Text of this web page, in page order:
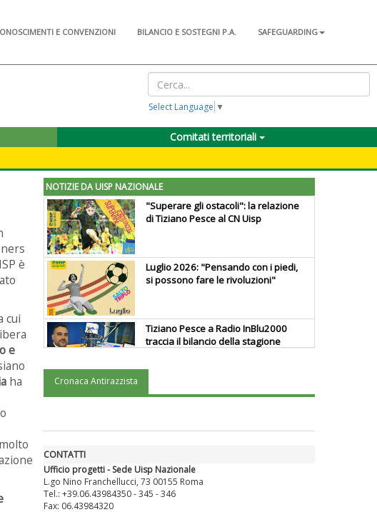
E CONVENZIONI BILANCIO E SOSTEGNI P.A.
SAFEGUARDING
Select Language ▼
Comitati territoriali
è
cui
e
ha
NOTIZIE DA UISP NAZIONALE
"Superare gli ostacoli": la relazione
di Tiziano Pesce al CN Uisp
Luglio 2026: "Pensando con i piedi,
si possono fare le rivoluzioni"
Tiziano Pesce a Radio InBlu2000
traccia il bilancio della stagione
prosegue anche in estate
Cronaca Antirazzista
CONTATTI
Ufficio progetti - Sede Uisp Nazionale
L.go Nino Franchellucci, 73 00155 Roma
Tel.: +39.06.43984350 - 345 - 346
Fax: 06.43984320